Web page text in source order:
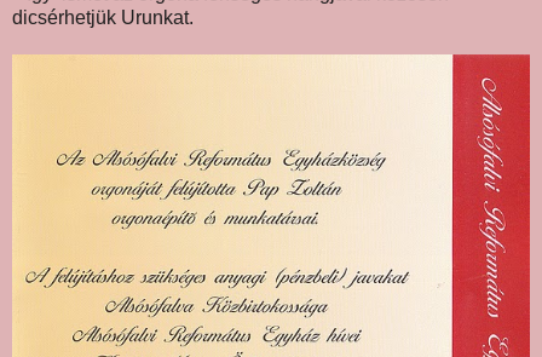
dicsérhetjük Urunkat.